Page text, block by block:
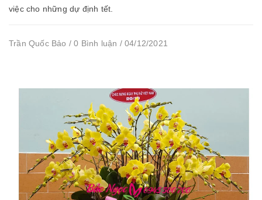
việc cho những dự định tết.
Trần Quốc Bảo / 0 Bình luận / 04/12/2021